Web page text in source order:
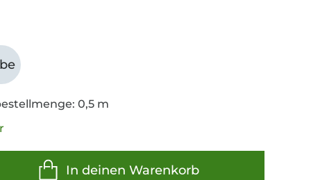
0,5 m
In deinen Warenkorb